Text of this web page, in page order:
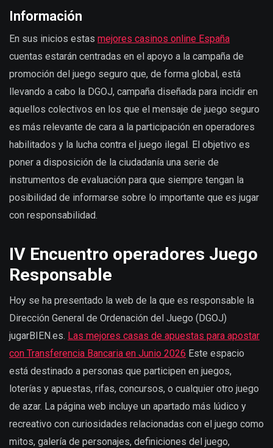
Información
En sus inicios estas mejores casinos online España
cuentas estarán centradas en el apoyo a la campaña de
promoción del juego seguro que, de forma global, está
llevando a cabo la DGOJ, campaña diseñada para incidir en
aquellos colectivos en los que el mensaje de juego seguro
es más relevante de cara a la participación en operadores
habilitados y la lucha contra el juego ilegal. El objetivo es
poner a disposición de la ciudadanía una serie de
instrumentos de evaluación para que siempre tengan la
posibilidad de informarse sobre lo importante que es jugar
con responsabilidad.
IV Encuentro operadores Juego
Responsable
Hoy se ha presentado la web de la que es responsable la
Dirección General de Ordenación del Juego (DGOJ)
jugarBIEN.es. Las mejores casas de apuestas para apostar
con Transferencia Bancaria en Junio 2026 Este espacio
está destinado a personas que participen en juegos,
loterías y apuestas, rifas, concursos, o cualquier otro juego
de azar. La página web incluye un apartado más lúdico y
recreativo con curiosidades relacionadas con el juego como
mitos, galería de personajes, definiciones del juego,